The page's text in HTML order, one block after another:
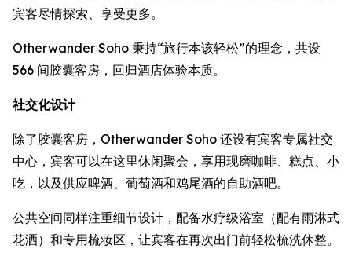
宾客尽情探索、享受更多。
Otherwander Soho 秉持“旅行本该轻松”的理念，共设
566 间胶囊客房，回归酒店体验本质。
社交化设计
除了胶囊客房，Otherwander Soho 还设有宾客专属社交
中心，宾客可以在这里休闲聚会，享用现磨咖啡、糕点、小
吃，以及供应啤酒、葡萄酒和鸡尾酒的自助酒吧。
公共空间同样注重细节设计，配备水疗级浴室（配有雨淋式
花洒）和专用梳妆区，让宾客在再次出门前轻松梳洗休整。